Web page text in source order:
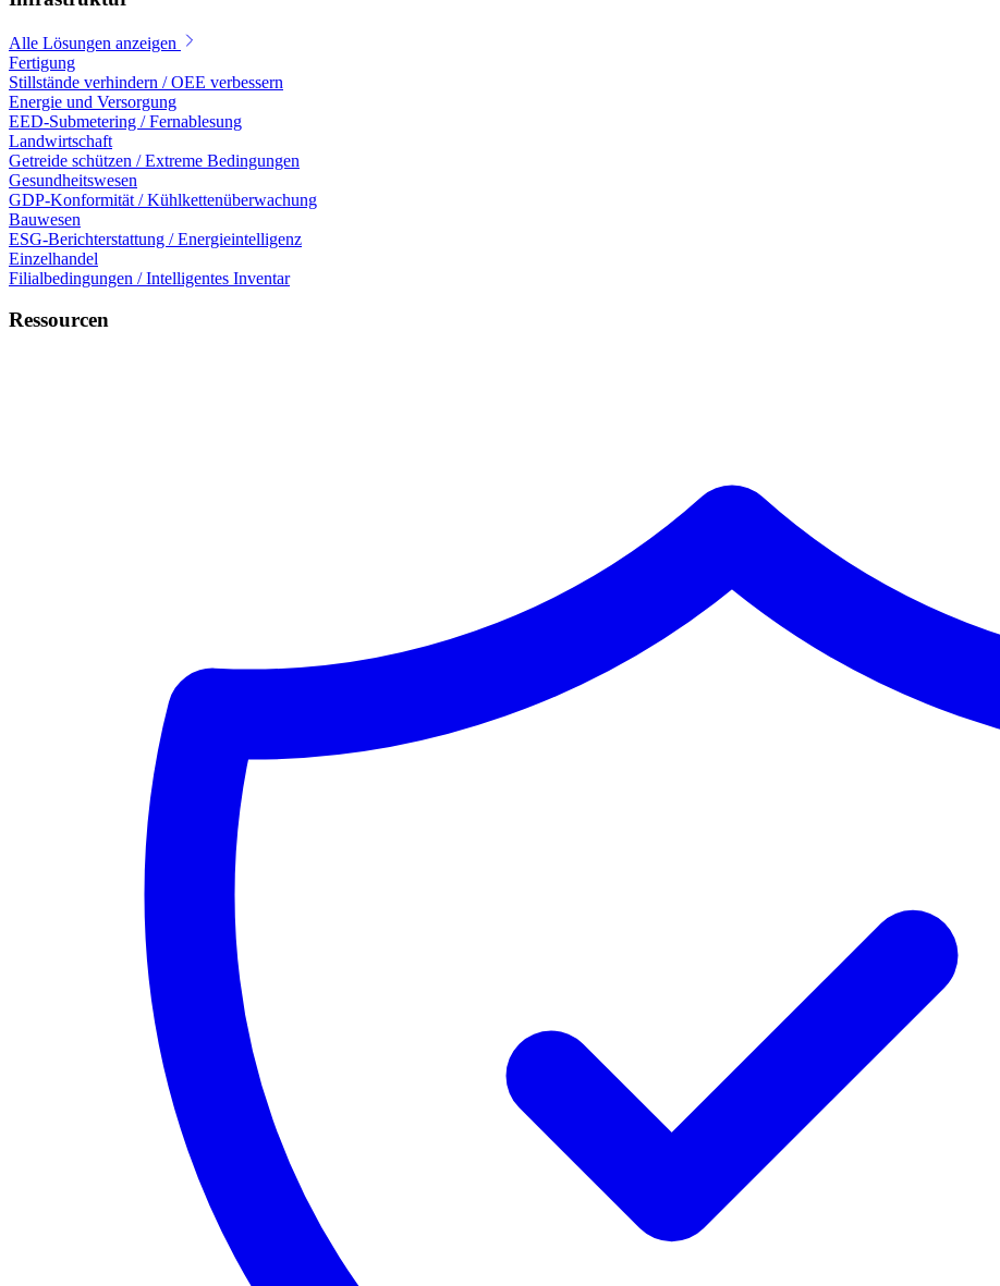
Alle Lösungen anzeigen
Fertigung
Stillstände verhindern / OEE verbessern
Energie und Versorgung
EED-Submetering / Fernablesung
Landwirtschaft
Getreide schützen / Extreme Bedingungen
Gesundheitswesen
GDP-Konformität / Kühlkettenüberwachung
Bauwesen
ESG-Berichterstattung / Energieintelligenz
Einzelhandel
Filialbedingungen / Intelligentes Inventar
Ressourcen